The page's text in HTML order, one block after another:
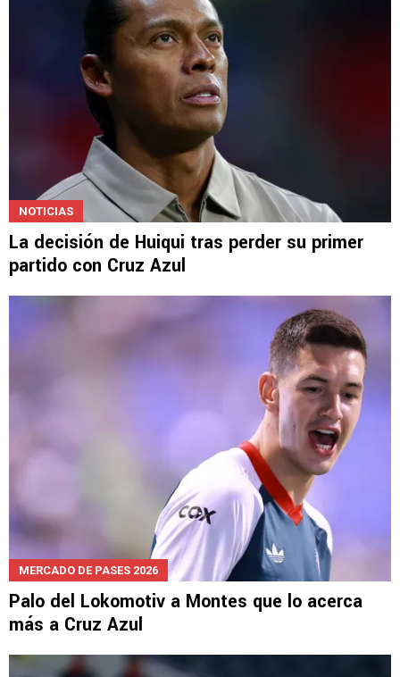
NOTICIAS
La decisión de Huiqui tras perder su primer
partido con Cruz Azul
MERCADO DE PASES 2026
Palo del Lokomotiv a Montes que lo acerca
más a Cruz Azul